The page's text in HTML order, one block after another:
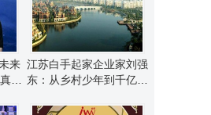
来
能
江苏白手起家企业家刘强
东：从乡村少年到千亿身
峰？